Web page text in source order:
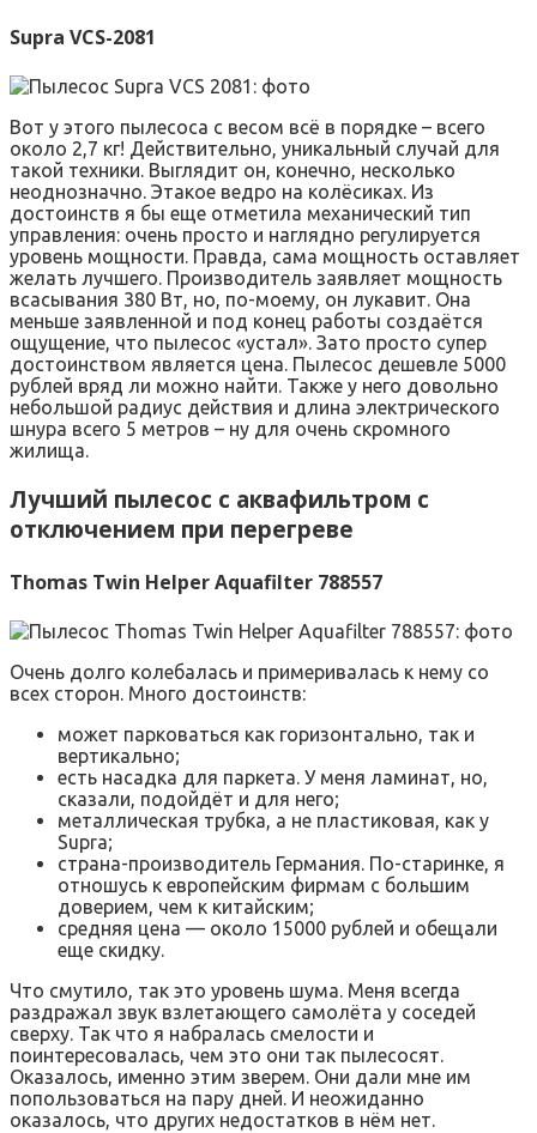
Supra VCS-2081
Вот у этого пылесоса с весом всё в порядке – всего
около 2,7 кг! Действительно, уникальный случай для
такой техники. Выглядит он, конечно, несколько
неоднозначно. Этакое ведро на колёсиках. Из
достоинств я бы еще отметила механический тип
управления: очень просто и наглядно регулируется
уровень мощности. Правда, сама мощность оставляет
желать лучшего. Производитель заявляет мощность
всасывания 380 Вт, но, по-моему, он лукавит. Она
меньше заявленной и под конец работы создаётся
ощущение, что пылесос «устал». Зато просто супер
достоинством является цена. Пылесос дешевле 5000
рублей вряд ли можно найти. Также у него довольно
небольшой радиус действия и длина электрического
шнура всего 5 метров – ну для очень скромного
жилища.
Лучший пылесос с аквафильтром с
отключением при перегреве
Thomas Twin Helper Aquafilter 788557
Очень долго колебалась и примеривалась к нему со
всех сторон. Много достоинств:
может парковаться как горизонтально, так и
вертикально;
есть насадка для паркета. У меня ламинат, но,
сказали, подойдёт и для него;
металлическая трубка, а не пластиковая, как у
Supra;
страна-производитель Германия. По-старинке, я
отношусь к европейским фирмам с большим
доверием, чем к китайским;
средняя цена — около 15000 рублей и обещали
еще скидку.
Что смутило, так это уровень шума. Меня всегда
раздражал звук взлетающего самолёта у соседей
сверху. Так что я набралась смелости и
поинтересовалась, чем это они так пылесосят.
Оказалось, именно этим зверем. Они дали мне им
попользоваться на пару дней. И неожиданно
оказалось, что других недостатков в нём нет.